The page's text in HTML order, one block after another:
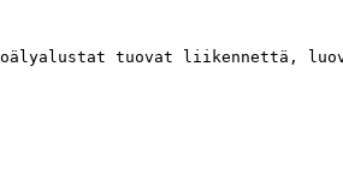
tuovat liikennettä,